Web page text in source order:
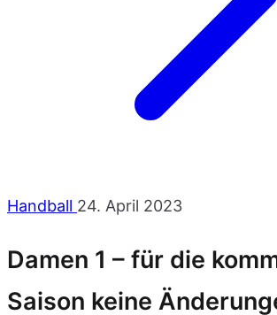
Handball 24. April 2023
Damen 1 – für die
Saison keine